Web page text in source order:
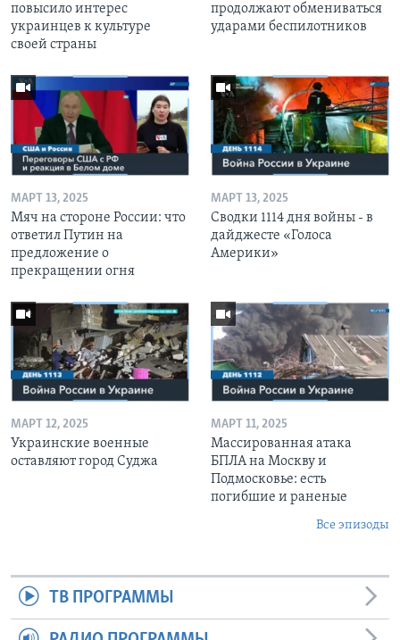
повысило интерес
украинцев к культуре
своей страны
продолжают обмениваться
ударами беспилотников
МАРТ 13, 2025
Мяч на стороне России: что
ответил Путин на
предложение о
прекращении огня
МАРТ 13, 2025
Сводки 1114 дня войны - в
дайджесте «Голоса
Америки»
МАРТ 12, 2025
Украинские военные
оставляют город Суджа
МАРТ 11, 2025
Массированная атака
БПЛА на Москву и
Подмосковье: есть
погибшие и раненые
Все эпизоды
ТВ ПРОГРАММЫ